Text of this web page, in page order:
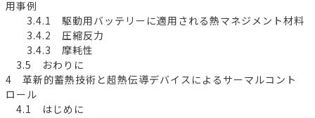
用事例
3.4.1 駆動用バッテリーに適用される熱マネジメント材料
3.4.2 圧縮反力
3.4.3 摩耗性
3.5 おわりに
4 革新的蓄熱技術と超熱伝導デバイスによるサーマルコント
ロール
4.1 はじめに